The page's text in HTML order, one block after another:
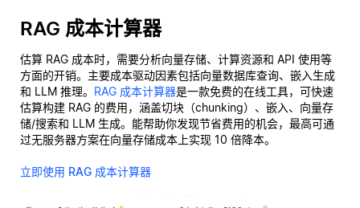
RAG 成本计算器
估算 RAG 成本时，需要分析向量存储、计算资源和 API 使用等
方面的开销。主要成本驱动因素包括向量数据库查询、嵌入生成
和 LLM 推理。 RAG 成本计算器是一款免费的在线工具，可快速
估算构建 RAG 的费用，涵盖切块（chunking）、嵌入、向量存
储/搜索和 LLM 生成。能帮助你发现节省费用的机会，最高可通
过无服务器方案在向量存储成本上实现 10 倍降本。
立即使用 RAG 成本计算器